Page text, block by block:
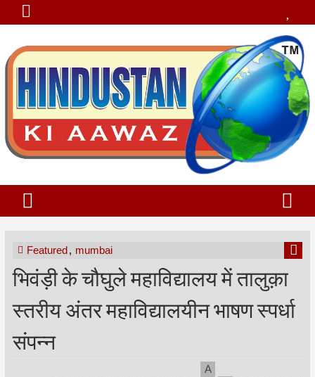
Featured, mumbai
भिवंड़ी के चौघुले महाविद्यालय में तालुक़ा
स्तरीय अंतर महाविद्यालयीन भाषण स्पर्धा
संपन्न
A